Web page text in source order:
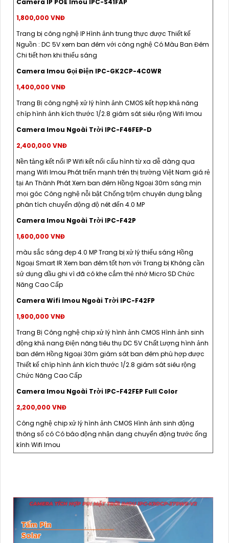
1,800,000 VNĐ
Trang bị công nghệ IP Hình ảnh trung thực được Thiết kế
Nguồn : DC 5V xem ban đêm với công nghệ Có Màu Ban Đêm
Chi tiết hơn khi thiếu sáng
Camera Imou Gọi Điện IPC-GK2CP-4C0WR
1,400,000 VNĐ
Trang Bị công nghệ xử lý hình ảnh CMOS kết hợp khả năng
chíp hình ảnh kích thước 1/2.8 giám sát siêu rộng Wifi Imou
Camera Imou Ngoài Trời IPC-F46FEP-D
2,400,000 VNĐ
Nền tảng kết nối IP Wifi kết nối cấu hình từ xa dễ dàng qua
mạng Wifi Imou Phát triển mạnh trên thị trường Việt Nam giá rẻ
tại An Thành Phát Xem ban đêm Hồng Ngoại 30m sáng mịn
mọi góc Công nghệ nỗi bật Chống trộm chuyên dụng bằng
phân tích chuyển động độ nét đến 4.0 MP
Camera Imou Ngoài Trời IPC-F42P
1,600,000 VNĐ
màu sắc sáng đẹp 4.0 MP Trang bị xử lý thiếu sáng Hồng
Ngoại Smart IR Xem ban đêm tốt hơn với Trang bị Không cần
sử dụng đầu ghi vì đã có khe cắm thẻ nhớ Micro SD Chức
Năng Cao Cấp
Camera Wifi Imou Ngoài Trời IPC-F42FP
1,900,000 VNĐ
Trang Bị Công nghệ chip xử lý hình ảnh CMOS Hình ảnh sinh
động khả nang Điện năng tiêu thụ DC 5V Chất Lượng hình ảnh
ban đêm Hồng Ngoại 30m giám sát ban đêm phù hợp được
Thiết kế chíp hình ảnh kích thước 1/2.8 giám sát siêu rộng
Chức Năng Cao Cấp
Camera Imou Ngoài Trời IPC-F42FEP Full Color
2,200,000 VNĐ
Công nghệ chip xử lý hình ảnh CMOS Hình ảnh sinh động
thông số có Có báo động nhận dạng chuyển động trước ống
kính Wifi Imou